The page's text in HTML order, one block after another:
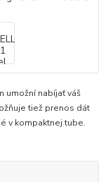
umožní nabíjať váš
tiež prenos dát
v kompaktnej tube.